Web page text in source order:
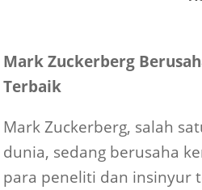
Mark Zuckerberg
Terbaik
Mark Zuckerberg, salah
dunia, sedang berusaha
para peneliti dan insinyur